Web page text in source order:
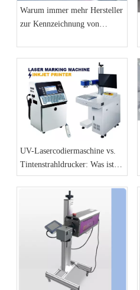
Warum immer mehr Hersteller
zur Kennzeichnung von
umsteigen
UV-Lasercodiermaschine vs.
Tintenstrahldrucker: Was ist
besser für Produktionslinien?